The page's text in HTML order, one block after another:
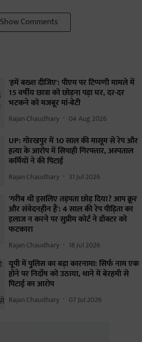
Show Comments
'हमें बख्श दीजिए': पीएम पर टिप्पणी मामले में
15 वर्षीय छात्रा को छोड़ना पड़ा घर, दर-दर
भटकने को मजबूर मां-बेटी
Rajan Chaudhary 04 Aug 2026
UP: गोरखपुर में 10 साल की मासूम से रेप और
हत्या के आरोप में सिपाही गिरफ्तार, अस्पताल
कर्मियों ने की पिटाई
Rajan Chaudhary 31 Jul 2026
'गरीब थी इसलिए तड़पता छोड़ दिया? आप क्रूर
और संवेदनहीन हैं': 4 साल की रेप पीड़िता का
इलाज न करने पर सुप्रीम कोर्ट ने डॉक्टर को
फटकारा
Rajan Chaudhary 18 Jul 2026
यूपी में पुलिस का बड़ा कारनामा: सिर्फ नाम एक
होने पर निर्दोष को उठाया, थाने में बेरहमी से
पिटाई का आरोप
Rajan Chaudhary 07 Jul 2026